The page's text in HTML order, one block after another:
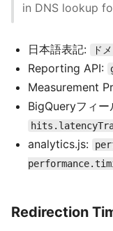
in DNS lookup
日本語表記: ド
Reporting API:
Measurement
BigQueryフィー
analytics.js:
Redirection